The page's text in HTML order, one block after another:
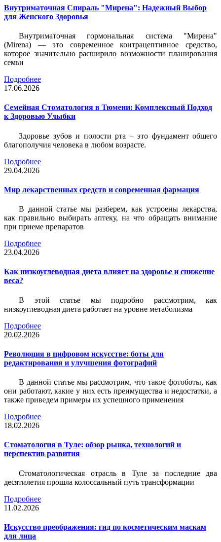
Внутриматочная Спираль "Мирена": Надежный Выбор
для Женского Здоровья
Внутриматочная гормональная система "Мирена"
(Mirena) — это современное контрацептивное средство,
которое значительно расширило возможности планирования
семьи
Подробнее
17.06.2026
Семейная Стоматология в Тюмени: Комплексный Подход
к Здоровью Улыбки
Здоровье зубов и полости рта – это фундамент общего
благополучия человека в любом возрасте.
Подробнее
29.04.2026
Мир лекарственных средств и современная фармация
В данной статье мы разберем, как устроены лекарства,
как правильно выбирать аптеку, на что обращать внимание
при приеме препаратов
Подробнее
23.04.2026
Как низкоуглеводная диета влияет на здоровье и снижение
веса?
В этой статье мы подробно рассмотрим, как
низкоуглеводная диета работает на уровне метаболизма
Подробнее
20.02.2026
Революция в цифровом искусстве: боты для
редактирования и улучшения фотографий
В данной статье мы рассмотрим, что такое фотоботы, как
они работают, какие у них есть преимущества и недостатки, а
также приведем примеры их успешного применения
Подробнее
18.02.2026
Стоматология в Туле: обзор рынка, технологий и
перспектив развития
Стоматологическая отрасль в Туле за последние два
десятилетия прошла колоссальный путь трансформации
Подробнее
11.02.2026
Искусство преображения: гид по косметическим маскам
для лица